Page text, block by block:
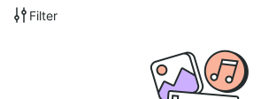
Filter